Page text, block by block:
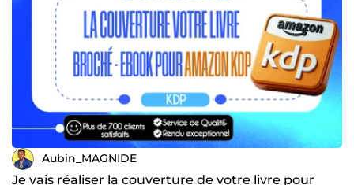
Aubin_MAGNIDE
Je vais réaliser la couverture de votre livre pour